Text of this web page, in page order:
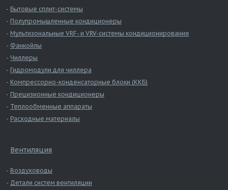
Бытовые сплит-системы
Полупромышленные кондиционеры
Мультизональные VRF- и VRV-системы кондиционирования
Фанкойлы
Чиллеры
Гидромодули для чиллера
Компрессорно-конденсаторные блоки (ККБ)
Прецизионные кондиционеры
Теплообменные аппараты
Расходные материалы
Вентиляция
Воздуховоды
Детали систем вентиляции